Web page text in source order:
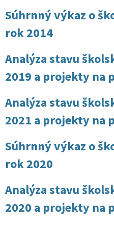
Súhrnný výkaz o
rok 2014
Analýza stavu
2019 a projekty na
Analýza stavu
2021 a projekty na
Súhrnný výkaz o
rok 2020
Analýza stavu
2020 a projekty na